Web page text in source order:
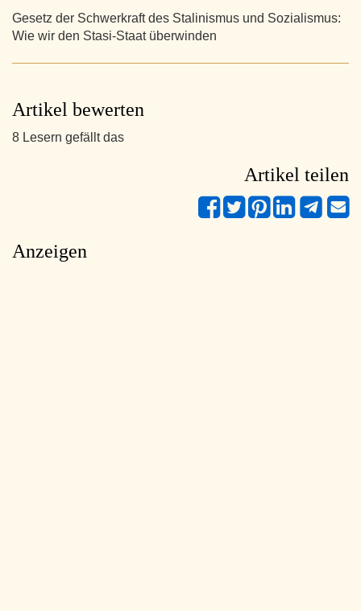
Gesetz der Schwerkraft des Stalinismus und Sozialismus:
Wie wir den Stasi-Staat überwinden
Artikel bewerten
8 Lesern gefällt das
Artikel teilen
Anzeigen